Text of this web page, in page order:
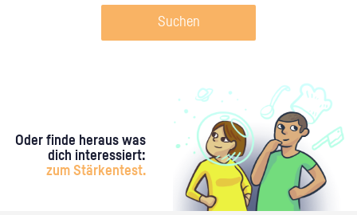
Suchen
Oder finde heraus was
dich interessiert:
zum Stärkentest.